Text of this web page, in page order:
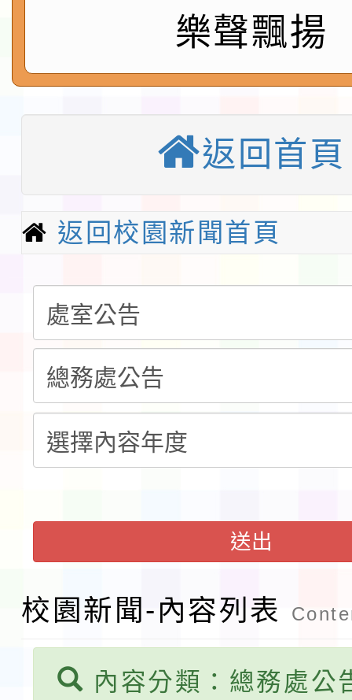
告(採1次公告分次招考)
0 小時業訓練課程
轉知本市體育總會划船
「115年桃園市運動會
錦標賽」海洋艇及
域)，申請變更地點
「114-115年度
計畫」公費接種對象擴
115學年度迎新活動暨
會活動流程表
函轉桃園市童軍會辦
童軍小隊長訓練營活動
檢送「桃園市115學年
賽實施要點」1份
本市「115學年度學生
程安排一案
「桃園市補助參觀特色
展演活動實施計畫」
請一案
社團法人中華民國畫廊
026 ART TAIPEI臺北
會」之「藝術教育日」
本校115學年度第1學
第2次招考代課鐘點教
115 年度兒童課後照顧
「115年桃園市運動會
域)，申請變更地點
「114-115年度
115學年度迎新活動暨
會活動流程表
童軍小隊長訓練營活動
樂聲飄揚
返回首頁
返回校園新聞首頁
送出
校園新聞-內容列表
內容分類：總務處公